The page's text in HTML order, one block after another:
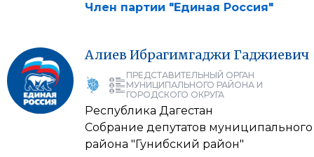
Член партии "Единая Россия"
Алиев Ибрагимгаджи Гаджиевич
ПРЕДСТАВИТЕЛЬНЫЙ ОРГАН
МУНИЦИПАЛЬНОГО РАЙОНА И
ГОРОДСКОГО ОКРУГА
Республика Дагестан
Собрание депутатов муниципального
района "Гунибский район"